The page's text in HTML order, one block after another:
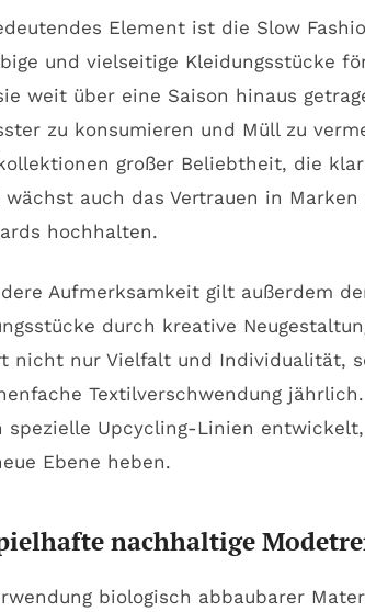
Element ist die Slow
und vielseitige Kleidungsstücke
weit über eine Saison hinaus
zu konsumieren und Müll zu
großer Beliebtheit, die
wächst auch das Vertrauen in Marken
hochhalten.
Aufmerksamkeit gilt außerdem
durch kreative
nicht nur Vielfalt und Individualität,
Textilverschwendung
spezielle Upcycling-Linien
Ebene heben.
nachhaltige
biologisch abbaubarer